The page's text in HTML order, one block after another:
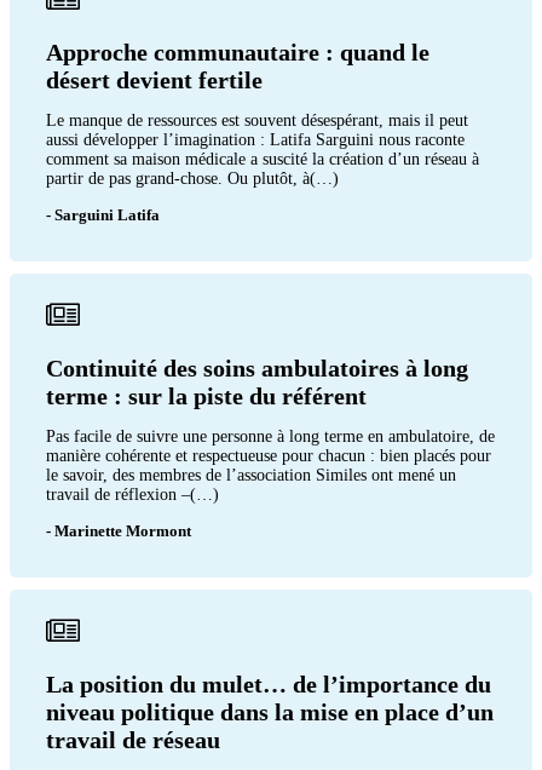
Approche communautaire : quand le
désert devient fertile
Le manque de ressources est souvent désespérant, mais il peut
aussi développer l’imagination : Latifa Sarguini nous raconte
comment sa maison médicale a suscité la création d’un réseau à
partir de pas grand-chose. Ou plutôt, à(…)
- Sarguini Latifa
Continuité des soins ambulatoires à long
terme : sur la piste du référent
Pas facile de suivre une personne à long terme en ambulatoire, de
manière cohérente et respectueuse pour chacun : bien placés pour
le savoir, des membres de l’association Similes ont mené un
travail de réflexion –(…)
- Marinette Mormont
La position du mulet… de l’importance du
niveau politique dans la mise en place d’un
travail de réseau